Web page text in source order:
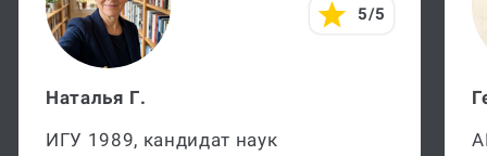
5/5
Наталья Г.
ИГУ 1989, кандидат наук